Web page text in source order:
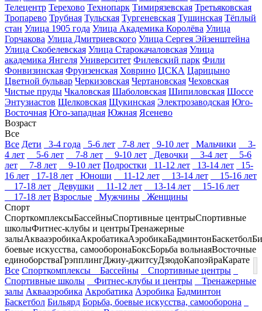
Телецентр Терехово Технопарк Тимирязевская Третьяковская
Тропарево Трубная Тульская Тургеневская Тушинская Тёплый
стан Улица 1905 года Улица Академика Королёва Улица
Горчакова Улица Дмитриевского Улица Сергея Эйзенштейна
Улица Скобелевская Улица Старокачаловская Улица
академика Янгеля Университет Филевский парк Фили
Фонвизинская Фрунзенская Ховрино ЦСКА Царицыно
Цветной бульвар Черкизовская Чертановская Чеховская
Чистые пруды Чкаловская Шаболовская Шипиловская Шоссе
Энтузиастов Щелковская Щукинская Электрозаводская Юго-
Восточная Юго-западная Южная Ясенево
Возраст
Все
Все Дети 3-4 года 5-6 лет 7-8 лет 9-10 лет Мальчики
3-
4 лет
5-6 лет 7-8 лет 9-10 лет Девочки 3-4 лет
5-6
лет
7-8 лет 9-10 лет Подростки 11-12 лет 13-14 лет
15-
16 лет
17-18 лет Юноши 11-12 лет 13-14 лет
15-16 лет
17-18 лет
Девушки 11-12 лет 13-14 лет
15-16 лет
17-18 лет Взрослые Мужчины
Женщины
Спорт
СпорткомплексыБассейныСпортивные центрыСпортивные
школыФитнес-клубы и центрыТренажерные
залыАквааэробикаАкробатикаАэробикаБадминтонБаскетбол
боевые искусства, самооборонаБоксБорьба вольнаяВосточные
единоборстваГрэпплингДжиу-джитсуДзюдоКапоэйраКарате
Все Спорткомплексы Бассейны
Спортивные центры
Спортивные школы
Фитнес-клубы и центры
Тренажерные
залы Аквааэробика Акробатика Аэробика Бадминтон
Баскетбол Бильярд Борьба, боевые искусства, самооборона